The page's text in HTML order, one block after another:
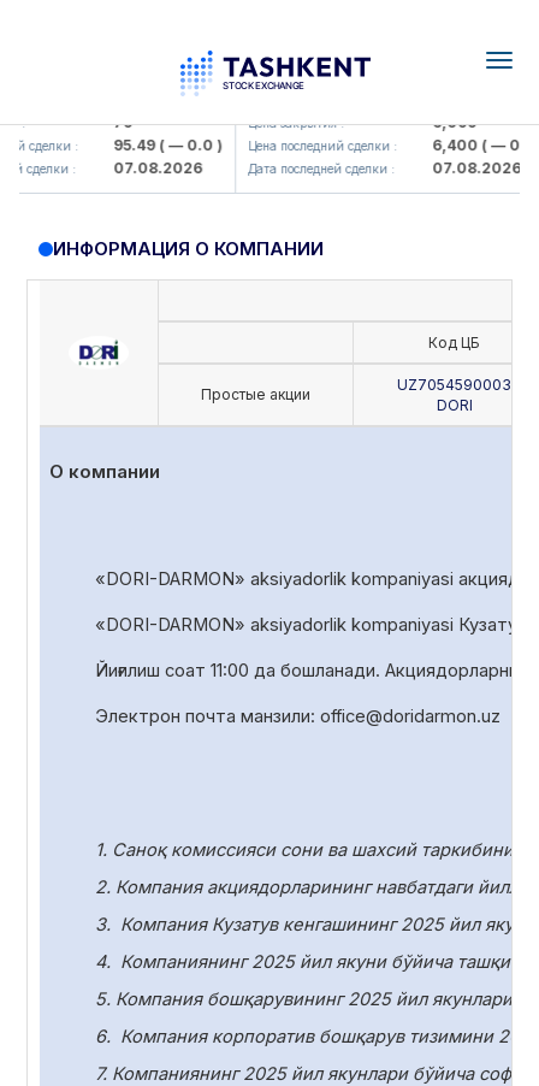
: 79
сделки : 95.49( — 0.0 )
сделки : 07.08.2026
UZMK (<O'zmetkombinat> AJ)
Цена закрытия : 6,099
Цена последний сделки : 6,400( — 0.0 )
Дата последней сделки : 07.08.2026
ИНФОРМАЦИЯ О КОМПАНИИ
Код ЦБ
Простые акции
UZ7054590003
DORI
О компании
«DORI-DARMON» aksiyadorlik kompaniyasi
«DORI-DARMON» aksiyadorlik kompaniyasi Кузатув
Йиғилиш соат 11:00 да бошланади. Акциядорларни
Электрон почта манзили: office@doridarmon.uz
1. Саноқ комиссияси сони ва шахсий таркибини
2. Компания акциядорларининг навбатдаги
3. Компания Кузатув кенгашининг 2025 йил
4. Компаниянинг 2025 йил якуни бўйича ташқи
5. Компания бошқарувининг 2025 йил якунлари
6. Компания корпоратив бошқарув тизимини
7. Компаниянинг 2025 йил якунлари бўйича соф